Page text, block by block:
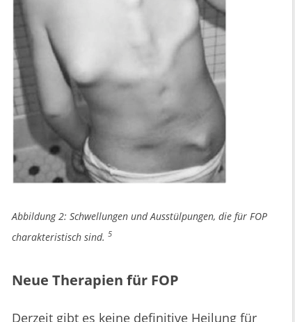
Abbildung 2: Schwellungen und Ausstülpungen, die für FOP
charakteristisch sind. 5
Neue Therapien für FOP
Derzeit gibt es keine definitive Heilung für